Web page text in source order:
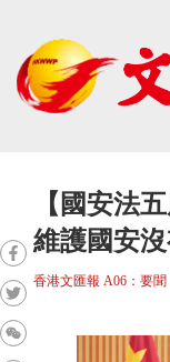
【國安法
維護國安
香港文匯報 A06：要聞